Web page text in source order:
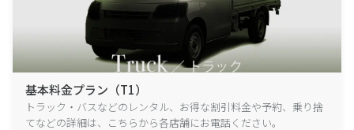
基本料金プラン（T1）
トラック・バスなどのレンタル、お得な割引料金や予約、乗り捨
てなどの詳細は、こちらから各店舗にお電話ください。